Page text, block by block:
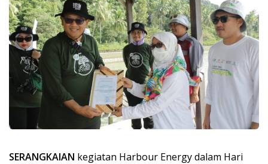
SERANGKAIAN kegiatan Harbour Energy dalam Hari